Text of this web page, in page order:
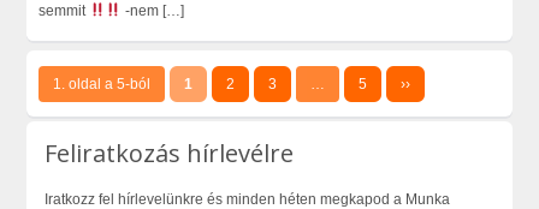
semmit
-nem […]
1. oldal a 5-ból 1 2 3 5 ››
Feliratkozás hírlevélre
Iratkozz fel hírlevelünkre és minden héten megkapod a Munka